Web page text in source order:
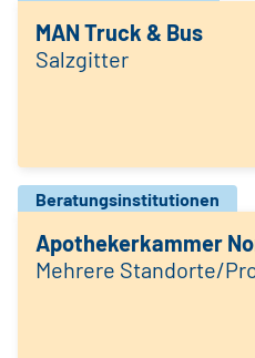
MAN Truck & Bus
Salzgitter
Beratungsinstitutionen
Apothekerkammer
Mehrere Standorte/